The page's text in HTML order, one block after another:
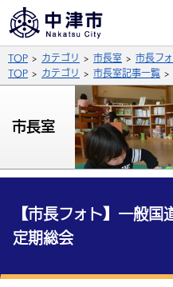
文字
拡大
公式SNS
X
サイト内検索
総合メニュー
くらしの情報
届出・登録・証明
事業者の方へ
TOP カテゴリ 市長室 市長フ
TOP
カテゴリ 市長室記事一覧
市長室
【市長フォト】一般
定期総会